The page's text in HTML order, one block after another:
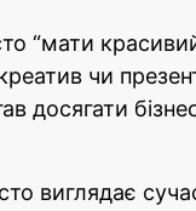
“мати
чи
досягати
виглядає